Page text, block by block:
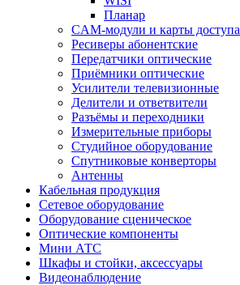
Планар
CAM-модули и карты доступа
Ресиверы абонентские
Передатчики оптические
Приёмники оптические
Усилители телевизионные
Делители и ответвители
Разъёмы и переходники
Измерительные приборы
Студийное оборудование
Спутниковые конверторы
Антенны
Кабельная продукция
Сетевое оборудование
Оборудование сценическое
Оптические компоненты
Мини АТС
Шкафы и стойки, аксессуары
Видеонаблюдение